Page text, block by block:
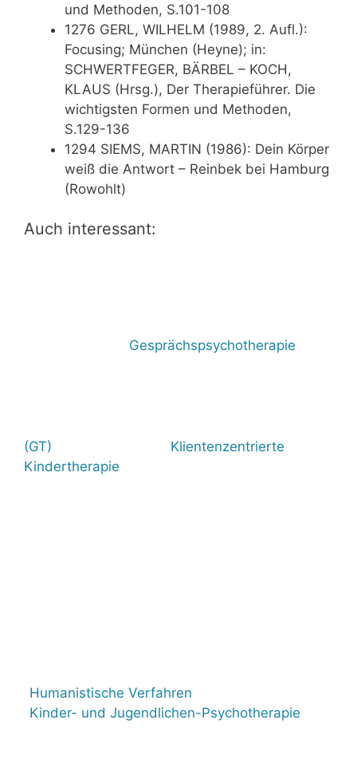
und Methoden, S.101-108
1276 GERL, WILHELM (1989, 2. Aufl.):
Focusing; München (Heyne); in:
SCHWERTFEGER, BÄRBEL – KOCH,
KLAUS (Hrsg.), Der Therapieführer. Die
wichtigsten Formen und Methoden,
S.129-136
1294 SIEMS, MARTIN (1986): Dein Körper
weiß die Antwort – Reinbek bei Hamburg
(Rowohlt)
Auch interessant:
Gesprächspsychotherapie
(GT)
Klientenzentrierte
Kindertherapie
Humanistische Verfahren
Kinder- und Jugendlichen-Psychotherapie